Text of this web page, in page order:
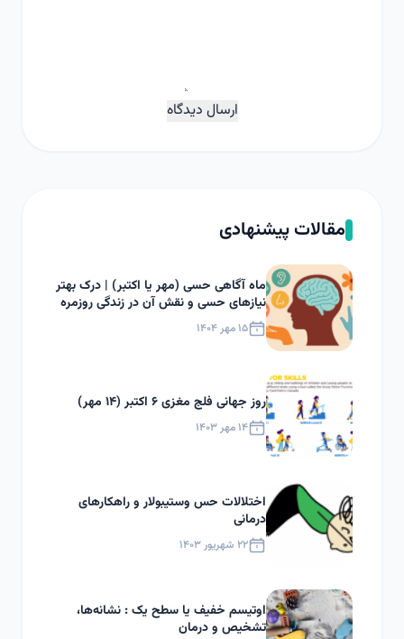
ارسال دیدگاه
مقالات پیشنهادی
ماه آگاهی حسی (مهر یا اکتبر) | درک بهتر
نیازهای حسی و نقش آن در زندگی روزمره
۱۵ مهر ۱۴۰۴
روز جهانی فلج مغزی ۶ اکتبر (۱۴ مهر)
۱۴ مهر ۱۴۰۳
اختلالات حس وستیبولار و راهکارهای
درمانی
۲۲ شهریور ۱۴۰۳
اوتیسم خفیف یا سطح یک : نشانه‌ها،
تشخیص و درمان